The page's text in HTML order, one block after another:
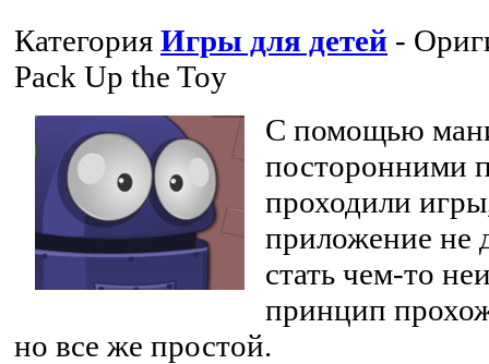
Категория Игры для детей -
Pack Up the Toy
С помощью
посторонними
проходили
приложение не
стать чем-то
принцип
но все же простой.